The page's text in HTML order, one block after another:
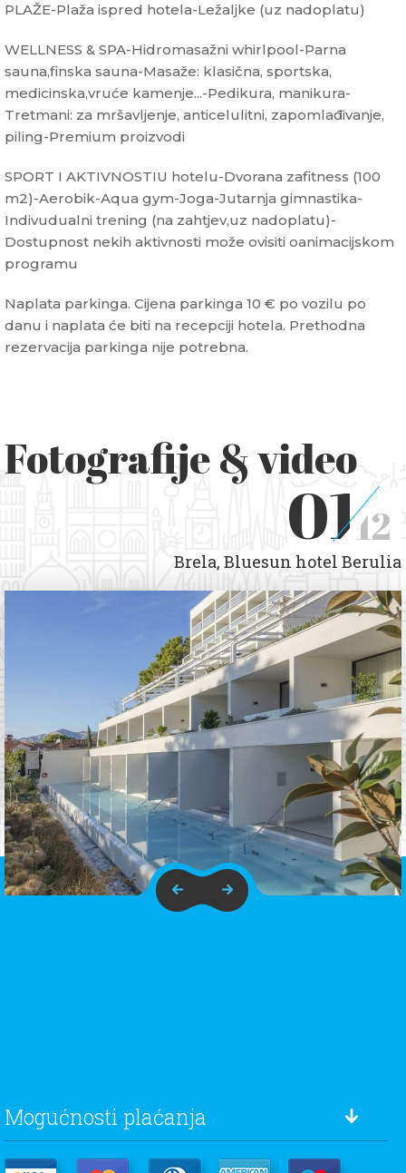
PLAŽE-Plaža ispred hotela-Ležaljke (uz nadoplatu)
WELLNESS & SPA-Hidromasažni whirlpool-Parna
sauna,finska sauna-Masaže: klasična, sportska,
medicinska,vruće kamenje...-Pedikura, manikura-
Tretmani: za mršavljenje, anticelulitni, zapomlađivanje,
piling-Premium proizvodi
SPORT I AKTIVNOSTIU hotelu-Dvorana zafitness (100
m2)-Aerobik-Aqua gym-Joga-Jutarnja gimnastika-
Indivudualni trening (na zahtjev,uz nadoplatu)-
Dostupnost nekih aktivnosti može ovisiti oanimacijskom
programu
Naplata parkinga. Cijena parkinga 10 € po vozilu po
danu i naplata će biti na recepciji hotela. Prethodna
rezervacija parkinga nije potrebna.
Fotografije & video
0112
Brela, Bluesun hotel Berulia
Mogućnosti plaćanja